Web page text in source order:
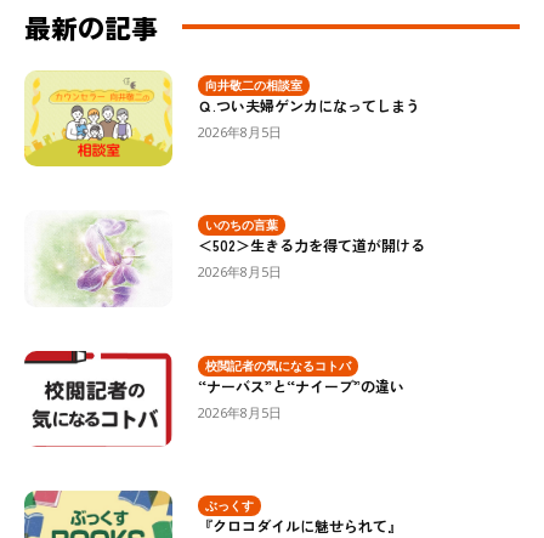
最新の記事
向井敬二の相談室
Ｑ.つい夫婦ゲンカになってしまう
2026年8月5日
いのちの言葉
＜502＞生きる力を得て道が開ける
2026年8月5日
校閲記者の気になるコトバ
“ナーバス”と“ナイーブ”の違い
2026年8月5日
ぶっくす
『クロコダイルに魅せられて』